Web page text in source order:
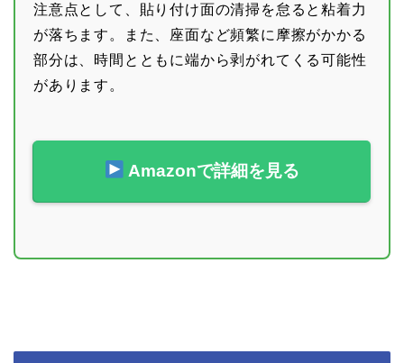
注意点として、貼り付け面の清掃を怠ると粘着力
が落ちます。また、座面など頻繁に摩擦がかかる
部分は、時間とともに端から剥がれてくる可能性
があります。
Amazonで詳細を見る